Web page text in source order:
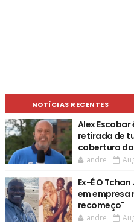
NOTÍCIAS RECENTES
Alex
retirada de
cobertura
andre
Ex-É O
em empresa
recomeço"
andre